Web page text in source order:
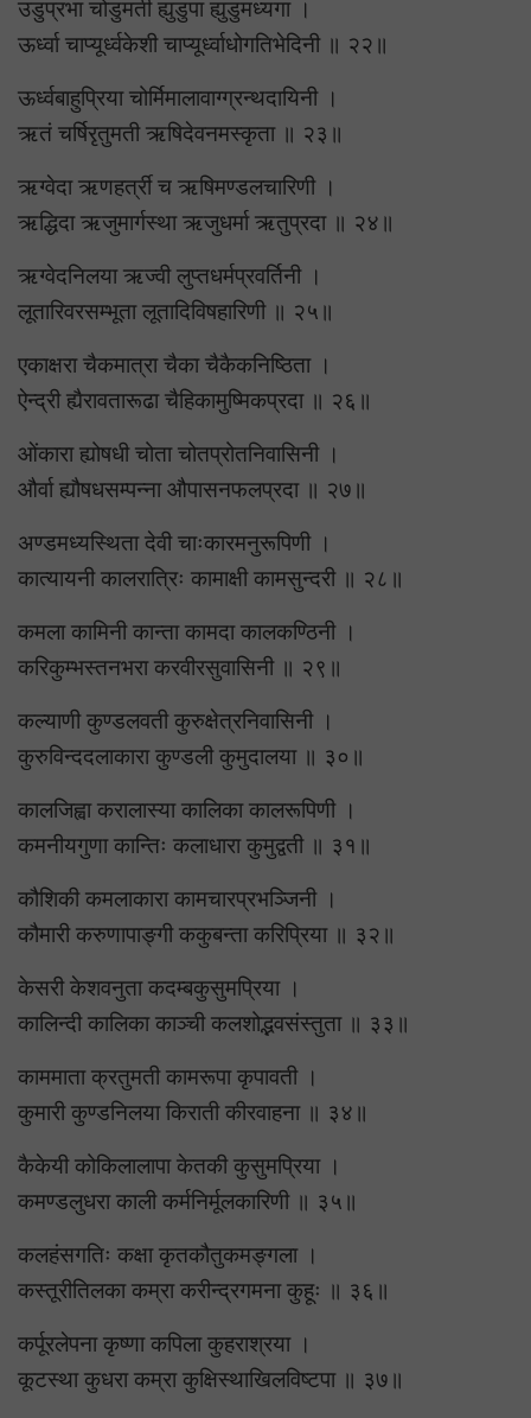
उडुप्रभा चोडुमती ह्युडुपा ह्युडुमध्यगा ।
ऊर्ध्वा चाप्यूर्ध्वकेशी चाप्यूर्ध्वाधोगतिभेदिनी ॥ २२॥
ऊर्ध्वबाहुप्रिया चोर्मिमालावाग्ग्रन्थदायिनी ।
ऋतं चर्षिरृतुमती ऋषिदेवनमस्कृता ॥ २३॥
ऋग्वेदा ऋणहर्त्री च ऋषिमण्डलचारिणी ।
ऋद्धिदा ऋजुमार्गस्था ऋजुधर्मा ऋतुप्रदा ॥ २४॥
ऋग्वेदनिलया ऋज्वी लुप्तधर्मप्रवर्तिनी ।
लूतारिवरसम्भूता लूतादिविषहारिणी ॥ २५॥
एकाक्षरा चैकमात्रा चैका चैकैकनिष्ठिता ।
ऐन्द्री ह्यैरावतारूढा चैहिकामुष्मिकप्रदा ॥ २६॥
ओंकारा ह्योषधी चोता चोतप्रोतनिवासिनी ।
और्वा ह्यौषधसम्पन्ना औपासनफलप्रदा ॥ २७॥
अण्डमध्यस्थिता देवी चाःकारमनुरूपिणी ।
कात्यायनी कालरात्रिः कामाक्षी कामसुन्दरी ॥ २८॥
कमला कामिनी कान्ता कामदा कालकण्ठिनी ।
करिकुम्भस्तनभरा करवीरसुवासिनी ॥ २९॥
कल्याणी कुण्डलवती कुरुक्षेत्रनिवासिनी ।
कुरुविन्ददलाकारा कुण्डली कुमुदालया ॥ ३०॥
कालजिह्वा करालास्या कालिका कालरूपिणी ।
कमनीयगुणा कान्तिः कलाधारा कुमुद्वती ॥ ३१॥
कौशिकी कमलाकारा कामचारप्रभञ्जिनी ।
कौमारी करुणापाङ्गी ककुबन्ता करिप्रिया ॥ ३२॥
केसरी केशवनुता कदम्बकुसुमप्रिया ।
कालिन्दी कालिका काञ्ची कलशोद्भवसंस्तुता ॥ ३३॥
काममाता क्रतुमती कामरूपा कृपावती ।
कुमारी कुण्डनिलया किराती कीरवाहना ॥ ३४॥
कैकेयी कोकिलालापा केतकी कुसुमप्रिया ।
कमण्डलुधरा काली कर्मनिर्मूलकारिणी ॥ ३५॥
कलहंसगतिः कक्षा कृतकौतुकमङ्गला ।
कस्तूरीतिलका कम्रा करीन्द्रगमना कुहूः ॥ ३६॥
कर्पूरलेपना कृष्णा कपिला कुहराश्रया ।
कूटस्था कुधरा कम्रा कुक्षिस्थाखिलविष्टपा ॥ ३७॥